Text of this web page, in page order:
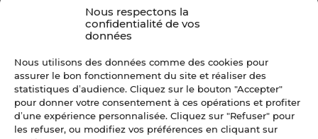
Nous respectons la
confidentialité de vos
données
Nous utilisons des données comme des cookies pour
assurer le bon fonctionnement du site et réaliser des
statistiques d’audience. Cliquez sur le bouton "Accepter"
pour donner votre consentement à ces opérations et profiter
d’une expérience personnalisée. Cliquez sur "Refuser" pour
les refuser, ou modifiez vos préférences en cliquant sur
ou
supprimer